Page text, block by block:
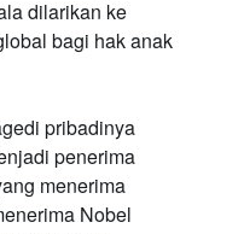
dilarikan ke
bagi hak anak
pribadinya
penerima
menerima
Nobel